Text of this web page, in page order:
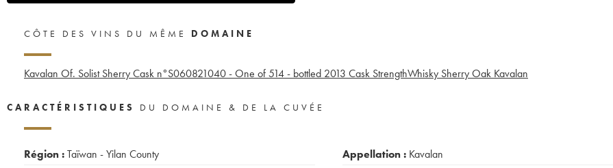
CÔTE DES VINS DU MÊME DOMAINE
Kavalan Of. Solist Sherry Cask n°S060821040 - One of 514 - bottled 2013 Cask StrengthWhisky Sherry Oak Kavalan
CARACTÉRISTIQUES DU DOMAINE & DE LA CUVÉE
Région :Taïwan - Yilan County
Appellation : Kavalan